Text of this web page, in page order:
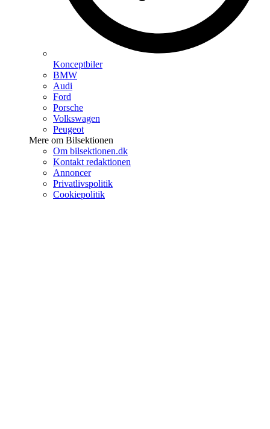
Konceptbiler
BMW
Audi
Ford
Porsche
Volkswagen
Peugeot
Mere om Bilsektionen
Om bilsektionen.dk
Kontakt redaktionen
Annoncer
Privatlivspolitik
Cookiepolitik